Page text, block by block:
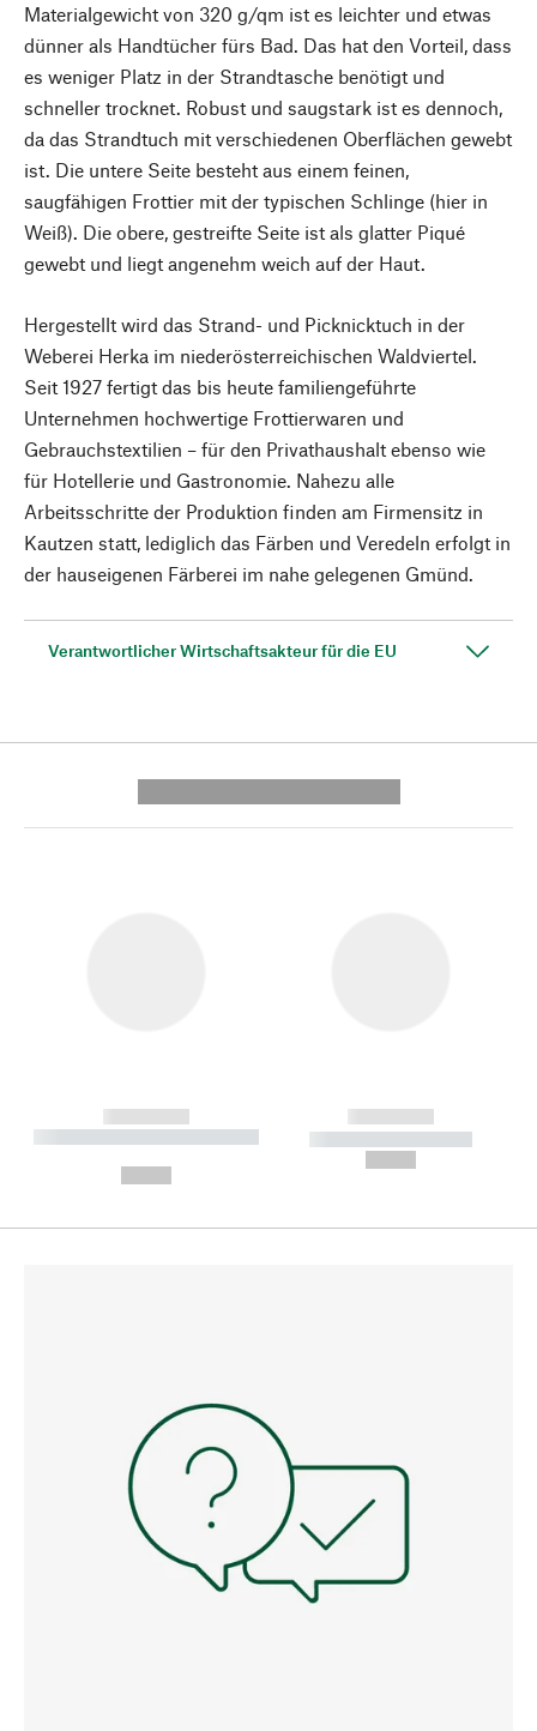
Materialgewicht von 320 g/qm ist es leichter und etwas
dünner als Handtücher fürs Bad. Das hat den Vorteil, dass
es weniger Platz in der Strandtasche benötigt und
schneller trocknet. Robust und saugstark ist es dennoch,
da das Strandtuch mit verschiedenen Oberflächen gewebt
ist. Die untere Seite besteht aus einem feinen,
saugfähigen Frottier mit der typischen Schlinge (hier in
Weiß). Die obere, gestreifte Seite ist als glatter Piqué
gewebt und liegt angenehm weich auf der Haut.
Hergestellt wird das Strand- und Picknicktuch in der
Weberei Herka im niederösterreichischen Waldviertel.
Seit 1927 fertigt das bis heute familiengeführte
Unternehmen hochwertige Frottierwaren und
Gebrauchstextilien – für den Privathaushalt ebenso wie
für Hotellerie und Gastronomie. Nahezu alle
Arbeitsschritte der Produktion finden am Firmensitz in
Kautzen statt, lediglich das Färben und Veredeln erfolgt in
der hauseigenen Färberei im nahe gelegenen Gmünd.
Verantwortlicher Wirtschaftsakteur für die EU
------------
----------- ----------- --------
------------
----------- -----------